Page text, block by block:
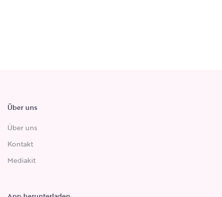
Über uns
Über uns
Kontakt
Mediakit